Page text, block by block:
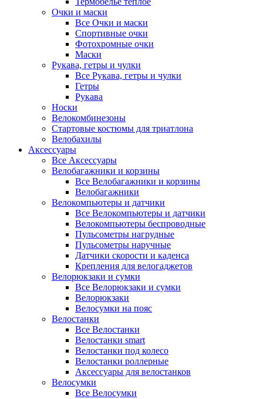
Очки и маски
Все Очки и маски
Спортивные очки
Фотохромные очки
Маски
Рукава, гетры и чулки
Все Рукава, гетры и чулки
Гетры
Рукава
Носки
Велокомбинезоны
Стартовые костюмы для триатлона
Велобахилы
Аксессуары
Все Аксессуары
Велобагажники и корзины
Все Велобагажники и корзины
Велобагажники
Велокомпьютеры и датчики
Все Велокомпьютеры и датчики
Велокомпьютеры беспроводные
Пульсометры нагрудные
Пульсометры наручные
Датчики скорости и каденса
Крепления для велогаджетов
Велорюкзаки и сумки
Все Велорюкзаки и сумки
Велорюкзаки
Велосумки на пояс
Велостанки
Все Велостанки
Велостанки smart
Велостанки под колесо
Велостанки роллерные
Аксессуары для велостанков
Велосумки
Все Велосумки